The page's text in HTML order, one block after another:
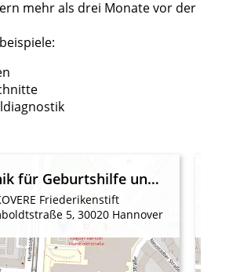
mehr als drei Monate vor der
Klinik für Geburtshilfe und Perinatalmedizin
Friederikenstift
5, 30020 Hannover